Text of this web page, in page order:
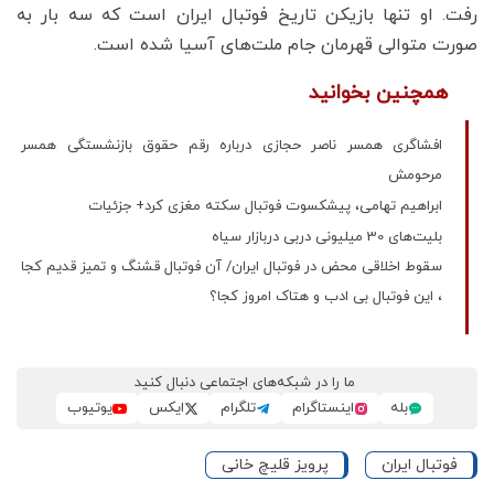
رفت. او تنها بازیکن تاریخ فوتبال ایران است که سه بار به
صورت متوالی قهرمان جام ملت‌های آسیا شده است.
همچنین بخوانید
افشاگری همسر ناصر حجازی درباره رقم حقوق بازنشستگی همسر
مرحومش
ابراهیم تهامی، پیشکسوت فوتبال سکته مغزی کرد+ جزئیات
بلیت‌های 30 میلیونی دربی دربازار سیاه
سقوط اخلاقی محض در فوتبال ایران/ آن فوتبال قشنگ و تمیز قدیم کجا
، این فوتبال بی ادب و هتاک امروز کجا؟
ما را در شبکه‌های اجتماعی دنبال کنید
بله
اینستاگرام تلگرام ایکس یوتیوب
فوتبال ایران پرویز قلیچ خانی